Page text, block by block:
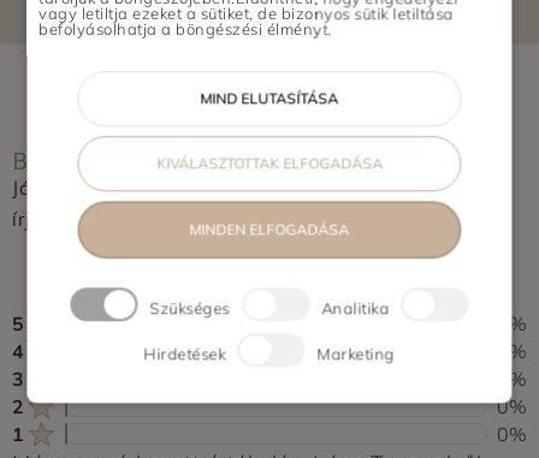
BOLT ÉRTÉKELÉSE
Jártál már itt? Segítsd a többieket, értékeld a helyet és
írj pár soros véleményt.
0,0
5
0%
4
0%
3
0%
2
0%
1
0%
vagy letiltja ezeket a sütiket, de bizonyos sütik letiltása
befolyásolhatja a böngészési élményt.
MIND ELUTASÍTÁSA
KIVÁLASZTOTTAK ELFOGADÁSA
MINDEN ELFOGADÁSA
Szükséges Analitika
Hirdetések Marketing